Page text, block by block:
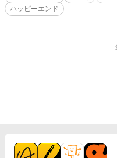
題、加筆修正して投稿しています。
ハッピーエンド